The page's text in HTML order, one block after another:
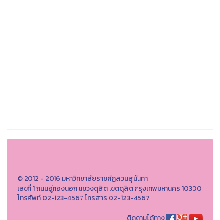
© 2012 - 2016 มหาวิทยาลัยราชภัฏสวนสุนันทา
เลขที่ 1 ถนนอู่ทองนอก แขวงดุสิต เขตดุสิต กรุงเทพมหานคร 10300
โทรศัพท์ 02-123-4567 โทรสาร 02-123-4567
ติดตามได้ทาง